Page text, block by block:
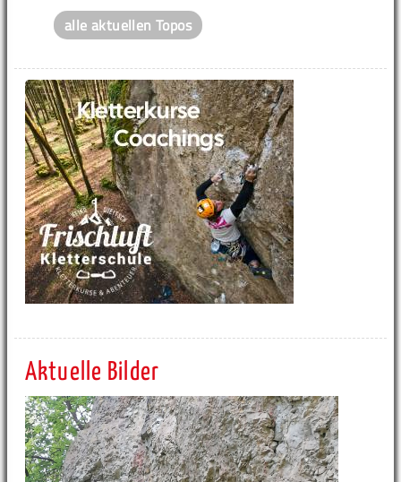
alle aktuellen Topos
Aktuelle Bilder